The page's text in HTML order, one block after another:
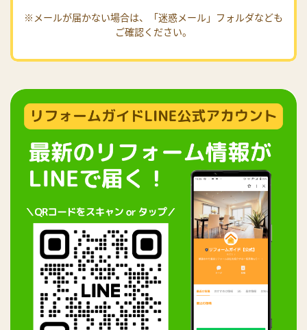
※メールが届かない場合は、「迷惑メール」フォルダなども
ご確認ください。